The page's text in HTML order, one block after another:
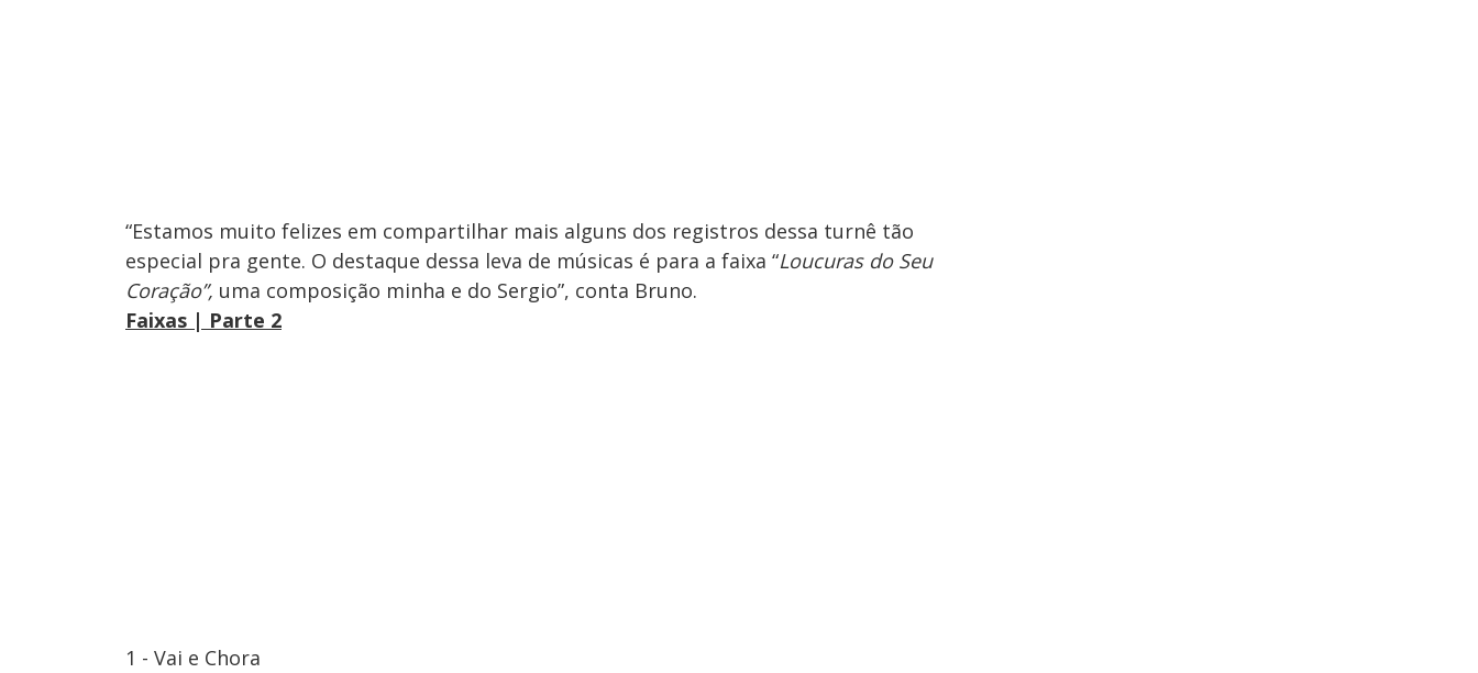
“Estamos muito felizes em compartilhar mais alguns dos registros dessa turnê tão
especial pra gente. O destaque dessa leva de músicas é para a faixa “Loucuras do Seu
Coração”, uma composição minha e do Sergio”, conta Bruno.
Faixas | Parte 2
1 - Vai e Chora